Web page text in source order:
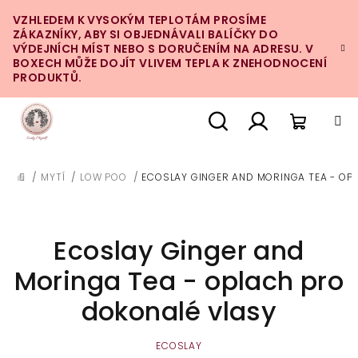
na
obsah
VZHLEDEM K VYSOKÝM TEPLOTÁM PROSÍME
ZÁKAZNÍKY, ABY SI OBJEDNÁVALI BALÍČKY DO
VÝDEJNÍCH MÍST NEBO S DORUČENÍM NA ADRESU. V
BOXECH MŮŽE DOJÍT VLIVEM TEPLA K ZNEHODNOCENÍ
PRODUKTŮ.
DOMŮ
/ MYTÍ / LOW POO / ECOSLAY GINGER AND MORINGA TEA -
Ecoslay Ginger and
Moringa Tea - oplach pro
dokonalé vlasy
ECOSLAY